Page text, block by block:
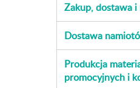
Zakup, dostawa i
Dostawa
Produkcja
promocyjnych i